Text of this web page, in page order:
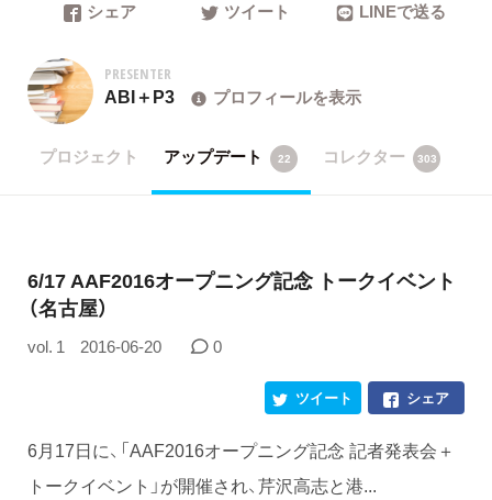
シェア ツイート LINEで送る
PRESENTER
ABI＋P3 プロフィールを表示
プロジェクト アップデート 22 コレクター 303
6/17 AAF2016オープニング記念 トークイベント
（名古屋）
vol. 1 2016-06-20 0
シェア
ツイート
6月17日に、「AAF2016オープニング記念 記者発表会＋
トークイベント」が開催され、芹沢高志と港...